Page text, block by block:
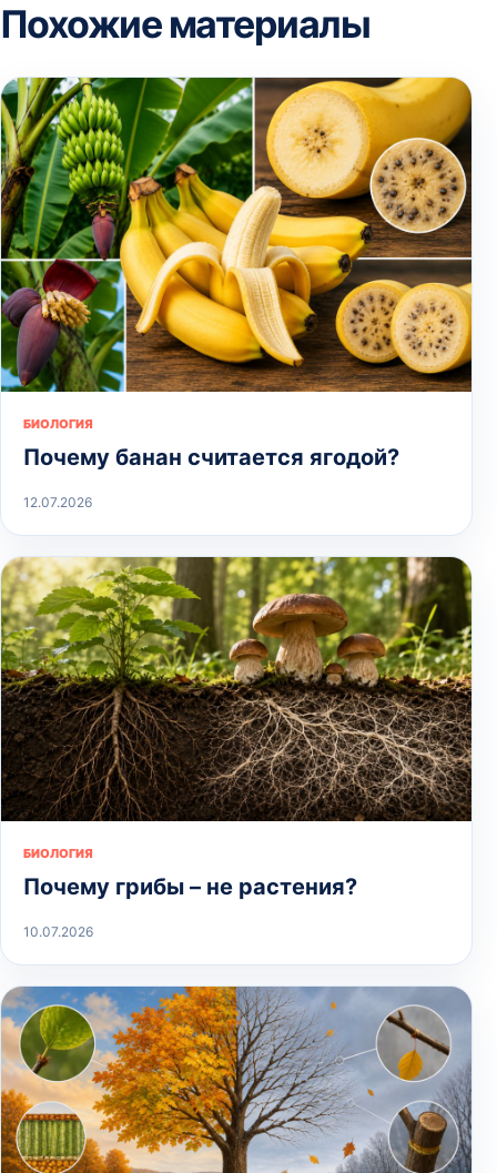
Похожие материалы
БИОЛОГИЯ
Почему банан считается ягодой?
12.07.2026
БИОЛОГИЯ
Почему грибы – не растения?
10.07.2026